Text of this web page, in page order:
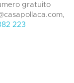
gratuito
223